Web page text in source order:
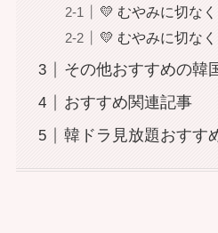
💛 むやみに切な
💛 むやみに切な
その他おすすめの韓
おすすめ関連記事
韓ドラ見放題おすす